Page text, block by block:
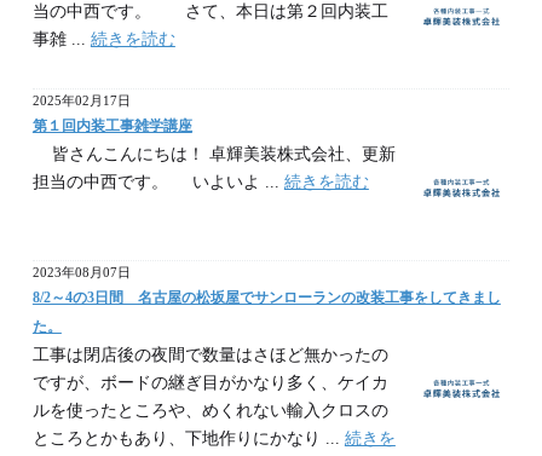
当の中西です。 さて、本日は第２回内装工
事雑 ... 続きを読む
2025年02月17日
第１回内装工事雑学講座
皆さんこんにちは！ 卓輝美装株式会社、更新
担当の中西です。 いよいよ ... 続きを読む
2023年08月07日
8/2～4の3日間 名古屋の松坂屋でサンローランの改装工事をしてきまし
た。
工事は閉店後の夜間で数量はさほど無かったの
ですが、ボードの継ぎ目がかなり多く、ケイカ
ルを使ったところや、めくれない輸入クロスの
ところとかもあり、下地作りにかなり ... 続きを